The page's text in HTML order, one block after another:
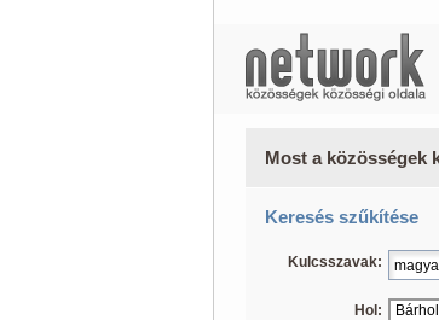
Most a közösségek
Keresés szűkítése
Kulcsszavak:
Hol: